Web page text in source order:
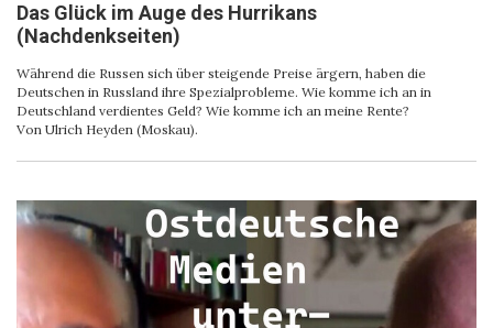
Das Glück im Auge des Hurrikans
(Nachdenkseiten)
Während die Russen sich über steigende Preise ärgern, haben die
Deutschen in Russland ihre Spezialprobleme. Wie komme ich an in
Deutschland verdientes Geld? Wie komme ich an meine Rente?
Von Ulrich Heyden (Moskau).